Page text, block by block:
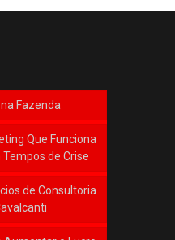
Fazenda
Que Funciona
Tempos de Crise
de Consultoria